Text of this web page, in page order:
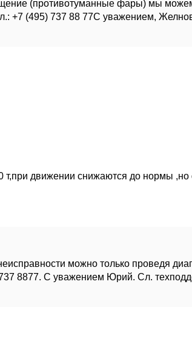
(противотуманные фары) мы
+7 (495) 737 88 77С уважением,
движении снижаются до нормы
можно только проведя
8877. С уважением Юрий. Сл.